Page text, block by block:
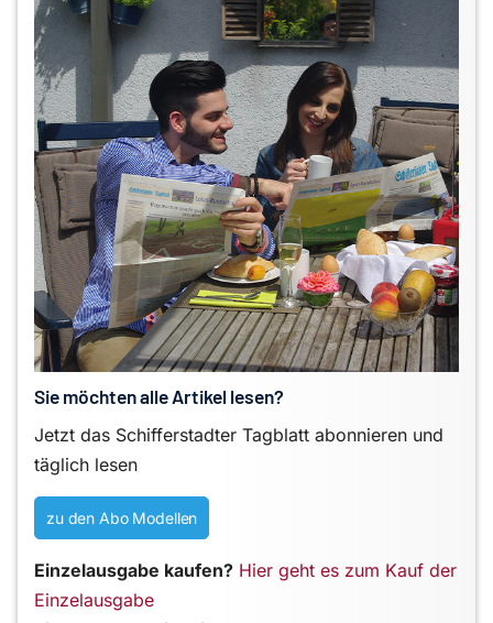
Sie möchten alle Artikel lesen?
Jetzt das Schifferstadter Tagblatt abonnieren und
täglich lesen
zu den Abo Modellen
Einzelausgabe kaufen? Hier geht es zum Kauf der
Einzelausgabe